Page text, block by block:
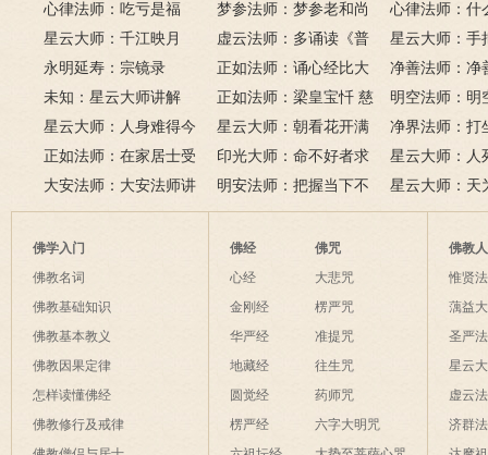
间好时节。
吗？
萨十大愿王（附普贤行愿
品全文）
鬼的终极真相
尚：金刚经
心律法师：吃亏是福
梦参法师：梦参老和尚
讲地藏本愿经
心律法师：什
有缘？
星云大师：千江映月
虚云法师：多诵读《普
门品》和《地藏经》
星云大师：手
满田，低头便
六根清净方为
来是向前。
永明延寿：宗镜录
正如法师：诵心经比大
悲咒功德大吗
净善法师：净
看风水与算命
运？
未知：星云大师讲解
正如法师：梁皇宝忏 慈
悲道场
明空法师：明
《心经》中的
星云大师：人身难得今
已得，佛法难闻今已闻；
此身不向今生度，更向何
生度此身？
星云大师：朝看花开满
树红，暮看花落树还空；
若将花比人间事，花与人
间事一同。
净界法师：打
该怎么念佛？
正如法师：在家居士受
五戒可以搭缦衣吗？
印光大师：命不好者求
美好姻缘，有个简单方
法
星云大师：人
是怎样的？
大安法师：大安法师讲
解
明安法师：把握当下不
后悔
星云大师：天
为毡，日月星
夜间不敢长伸
破海底天。
佛学入门
佛教名词
佛教基础知识
佛教基本教义
佛教因果定律
怎样读懂佛经
佛教修行及戒律
佛经
心经
金刚经
华严经
地藏经
圆觉经
楞严经
佛咒
大悲咒
楞严咒
准提咒
往生咒
药师咒
六字大明咒
佛教
惟贤
蕅益
圣严
星云
虚云
济群